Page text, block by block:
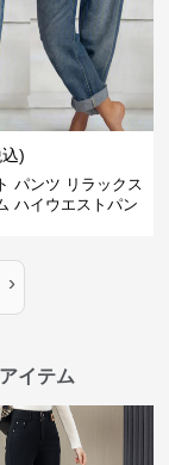
)
パンツ リラックス
ハイウエストパン
›
イテム